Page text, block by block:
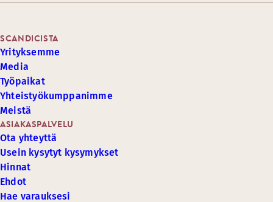
ASIAKASPALVELU
Ota yhteyttä
Usein kysytyt kysymykset
Hinnat
Ehdot
Hae varauksesi
SCANDICISTA
Yrityksemme
Media
Työpaikat
Yhteistyökumppanimme
Meistä